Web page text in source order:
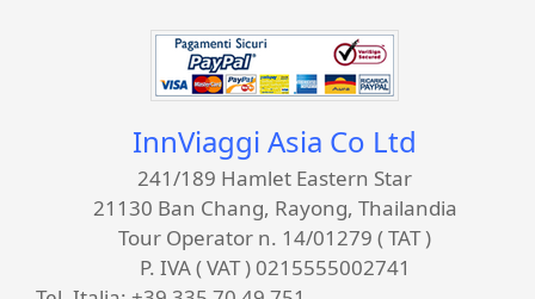
InnViaggi Asia Co Ltd
241/189 Hamlet Eastern Star
21130 Ban Chang, Rayong, Thailandia
Tour Operator n. 14/01279 ( TAT )
P. IVA ( VAT ) 0215555002741